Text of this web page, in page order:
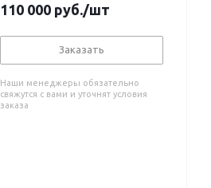
110 000 руб./шт
Заказать
Наши менеджеры обязательно
свяжутся с вами и уточнят условия
заказа